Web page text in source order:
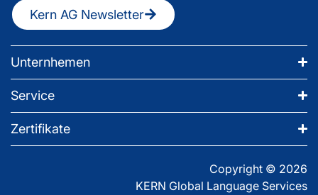
Kern AG Newsletter
Unternhemen
Service
Zertifikate
Copyright © 2026
KERN Global Language Services